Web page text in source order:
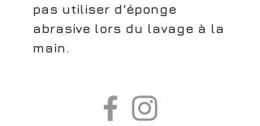
pas utiliser d'éponge
abrasive lors du lavage à la
main.